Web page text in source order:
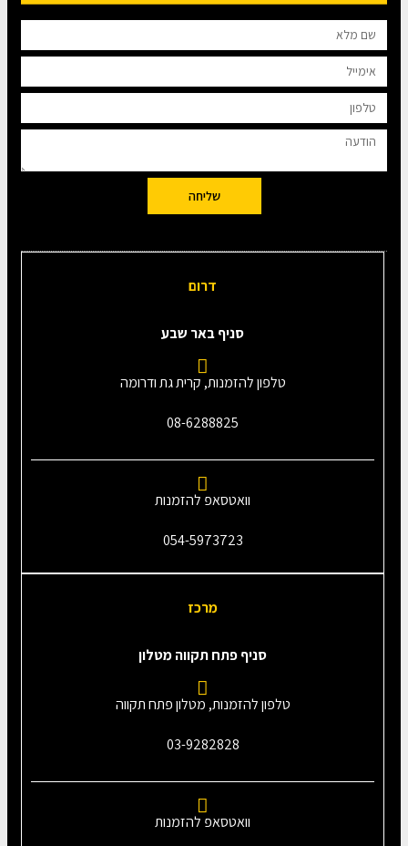
שליחה
דרום
סניף באר שבע
טלפון להזמנות, קרית גת ודרומה
08-6288825
וואטסאפ להזמנות
054-5973723
מרכז
סניף פתח תקווה מטלון
טלפון להזמנות, מטלון פתח תקווה
03-9282828
וואטסאפ להזמנות